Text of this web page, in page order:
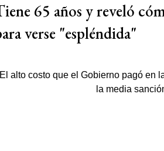
65 años y reveló
verse "espléndida"